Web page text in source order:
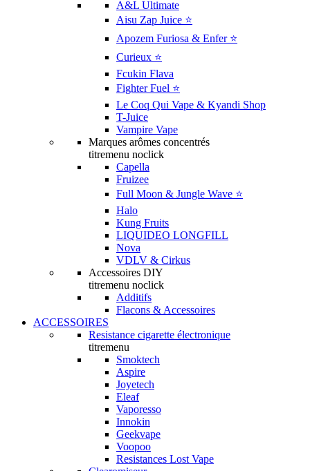
A&L Ultimate
Aisu Zap Juice ⭐️
Apozem Furiosa & Enfer ⭐️
Curieux ⭐️
Fcukin Flava
Fighter Fuel ⭐️
Le Coq Qui Vape & Kyandi Shop
T-Juice
Vampire Vape
Marques arômes concentrés
titremenu noclick
Capella
Fruizee
Full Moon & Jungle Wave ⭐️
Halo
Kung Fruits
LIQUIDEO LONGFILL
Nova
VDLV & Cirkus
Accessoires DIY
titremenu noclick
Additifs
Flacons & Accessoires
ACCESSOIRES
Resistance cigarette électronique
titremenu
Smoktech
Aspire
Joyetech
Eleaf
Vaporesso
Innokin
Geekvape
Voopoo
Resistances Lost Vape